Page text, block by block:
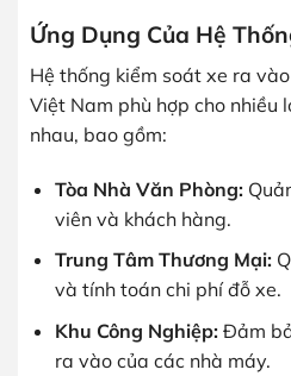
Ứng Dụng Của Hệ
Hệ thống kiểm soát xe ra
Việt Nam phù hợp cho nhiều
nhau, bao gồm:
Tòa Nhà Văn Phòng:
viên và khách hàng.
Trung Tâm Thương Mại:
và tính toán chi phí đỗ xe.
Khu Công Nghiệp:Đảm
ra vào của các nhà máy.